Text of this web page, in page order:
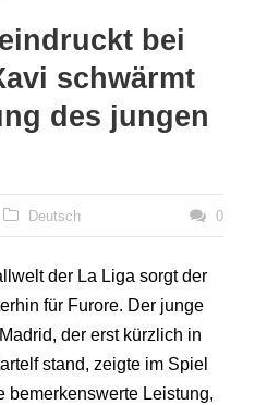
bei
schwärmt
des jungen
Deutsch 0
der La Liga sorgt der
für Furore. Der junge
der erst kürzlich in
stand, zeigte im Spiel
bemerkenswerte Leistung,